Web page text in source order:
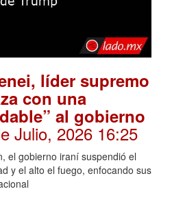
líder supremo
con una
al gobierno
Julio, 2026 16:25
el gobierno iraní suspendió el
y el alto el fuego, enfocando sus